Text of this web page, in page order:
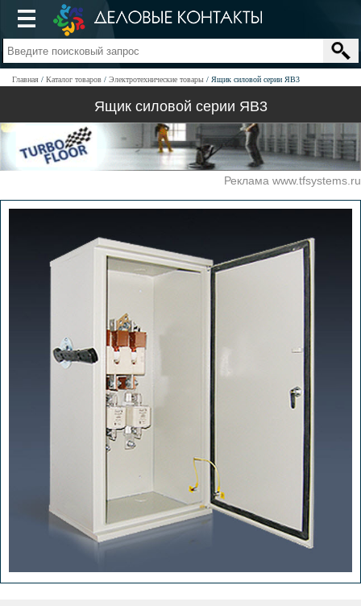
Главная Каталог товаров Электротехнические товары Ящик силовой серии ЯВ3
Ящик силовой серии ЯВ3
Реклама www.tfsystems.ru